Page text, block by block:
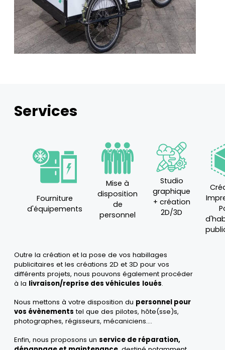
Services
Fourniture
d'équipements
Mise à
disposition
de
personnel
Studio
graphique
+ création
2D/3D
Outre lacréation et la pose de vos habillages
publicitaires et les créations 2D et 3D pour vos
différents projets, nous pouvons également procéder
à la livraison/reprise des véhicules loués.
Nous mettons à votre disposition du personnel pour
vos évènements tel que des pilotes, hôte(sse)s,
photographes, régisseurs, mécaniciens....
Enfin, nous proposons unservice de réparation,